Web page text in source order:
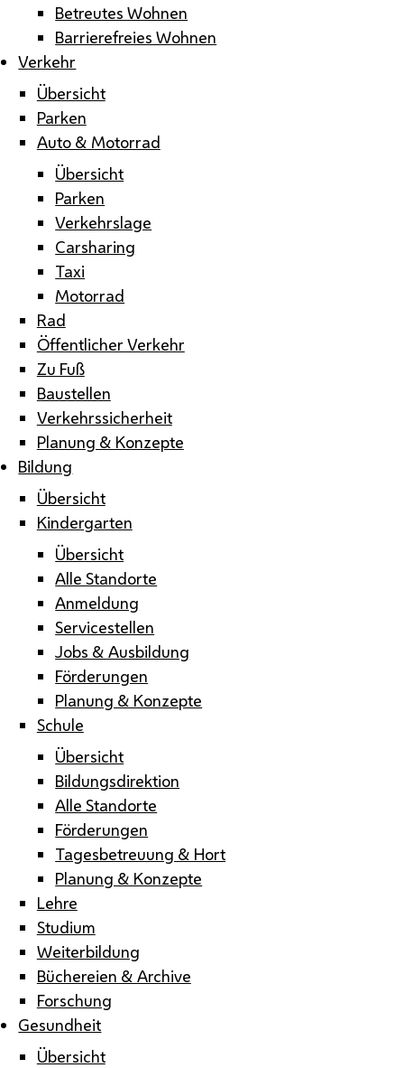
Betreutes Wohnen
Barrierefreies Wohnen
Verkehr
Übersicht
Parken
Auto & Motorrad
Übersicht
Parken
Verkehrslage
Carsharing
Taxi
Motorrad
Rad
Öffentlicher Verkehr
Zu Fuß
Baustellen
Verkehrssicherheit
Planung & Konzepte
Bildung
Übersicht
Kindergarten
Übersicht
Alle Standorte
Anmeldung
Servicestellen
Jobs & Ausbildung
Förderungen
Planung & Konzepte
Schule
Übersicht
Bildungsdirektion
Alle Standorte
Förderungen
Tagesbetreuung & Hort
Planung & Konzepte
Lehre
Studium
Weiterbildung
Büchereien & Archive
Forschung
Gesundheit
Übersicht